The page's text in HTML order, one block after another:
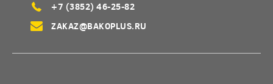
+7 (3852) 46-25-82
ZAKAZ@BAKOPLUS.RU